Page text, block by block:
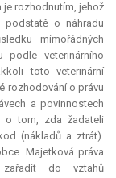
je rozhodnutím, jehož
podstatě o náhradu
mimořádných
podle veterinárního
toto veterinární
rozhodování o právu
a povinnostech
o tom, zda žadateli
(nákladů a ztrát).
Majetková práva
do vztahů